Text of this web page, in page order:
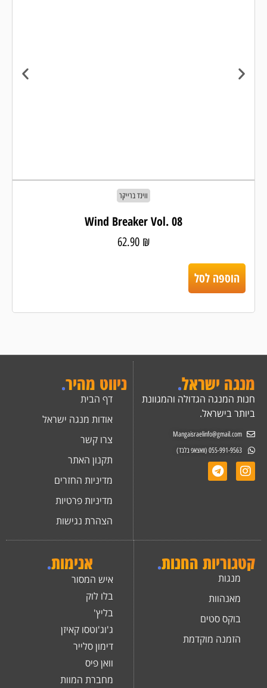
ווינד ברייקר
Wind Breaker Vol. 08
62.90 ₪
הוספה לסל
מנגה ישראל.
חנות המנגה הגדולה והמגוונת
ביותר בישראל.
Mangaisraelinfo@gmail.com
055-991-9563 (וואצאפ בלבד)
ניווט מהיר.
דף הבית
אודות מנגה ישראל
צרו קשר
תקנון האתר
מדיניות החזרים
מדיניות פרטיות
הצהרת נגישות
קטגוריות החנות.
מנגות
מאנהוות
בוקס סטים
הזמנה מוקדמת
אנימות.
איש המסור
בלו לוק
בליץ'
ג'וג'וטסו קאיזן
דימון סלייר
וואן פיס
מחברת המוות